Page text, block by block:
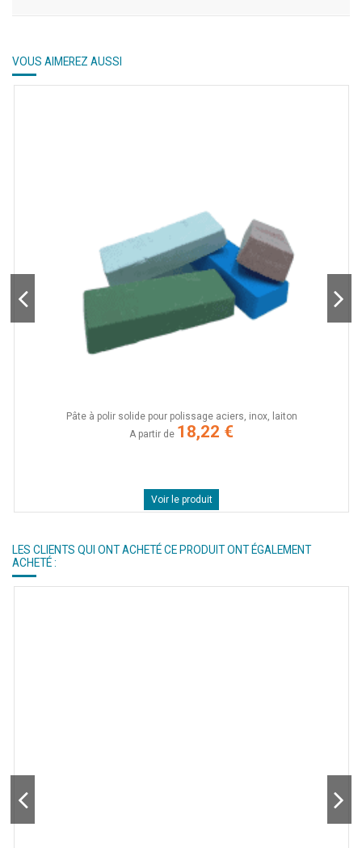
VOUS AIMEREZ AUSSI
Pâte à polir solide pour polissage aciers, inox, laiton
A partir de 18,22 €
Voir le produit
LES CLIENTS QUI ONT ACHETÉ CE PRODUIT ONT ÉGALEMENT
ACHETÉ :